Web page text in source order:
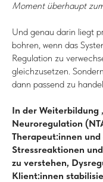
Moment überhaupt
Und genau darin liegt
bohren, wenn das
Regulation zu
gleichzusetzen.
dann passend zu
In der Weiterbildung
Neuroregulation
Therapeut:innen
Stressreaktionen
zu verstehen,
Klient:innen